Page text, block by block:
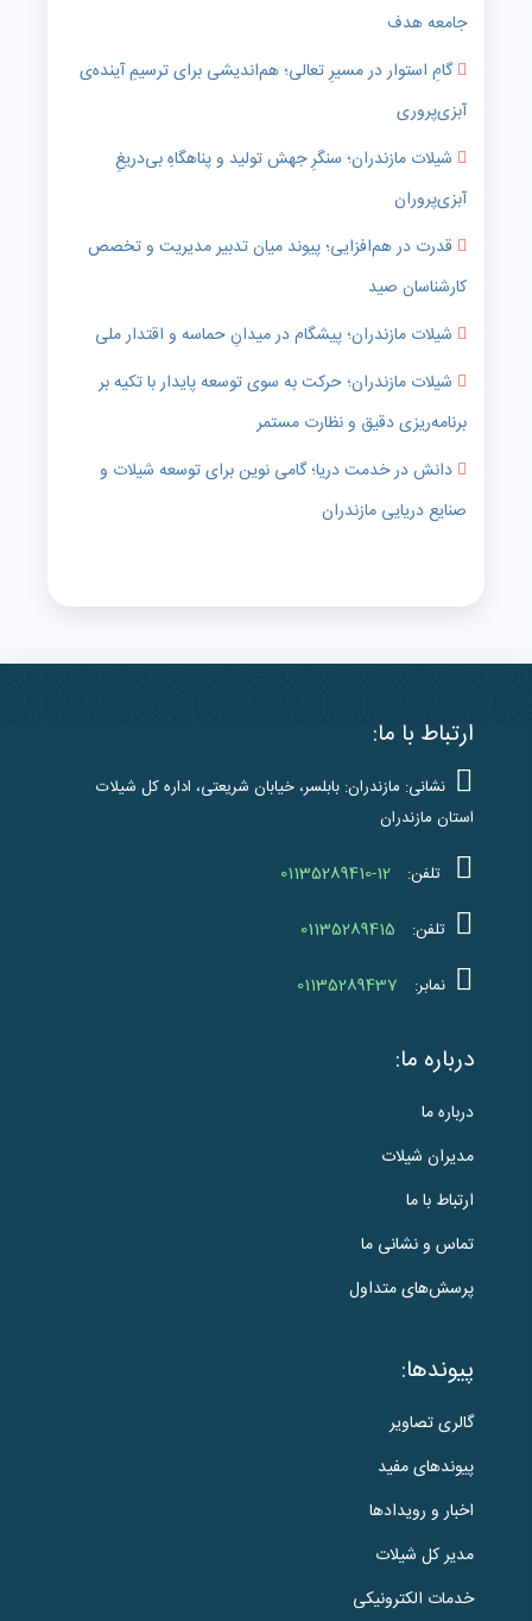
جامعه هدف
گامِ استوار در مسیرِ تعالی؛ هم‌اندیشی برای ترسیمِ آینده‌ی
آبزی‌پروری
شیلات مازندران؛ سنگرِ جهش تولید و پناهگاهِ بی‌دریغِ
آبزی‌پروران
قدرت در هم‌افزایی؛ پیوند میان تدبیر مدیریت و تخصص
کارشناسان صید
شیلات مازندران؛ پیشگام در میدانِ حماسه و اقتدار ملی
شیلات مازندران؛ حرکت به سوی توسعه پایدار با تکیه بر
برنامه‌ریزی دقیق و نظارت مستمر
دانش در خدمت دریا؛ گامی نوین برای توسعه شیلات و
صنایع دریایی مازندران
ارتباط با ما:
نشانی: مازندران: بابلسر، خیابان شریعتی، اداره کل شیلات
استان مازندران
تلفن: 01135289410-12
تلفن: 01135289415
نمابر: 01135289437
درباره ما:
درباره ما
مدیران شیلات
ارتباط با ما
تماس و نشانی ما
پرسش‌های متداول
پیوندها:
گالری تصاویر
پیوندهای مفید
اخبار و رویدادها
مدیر کل شیلات
خدمات الکترونیکی